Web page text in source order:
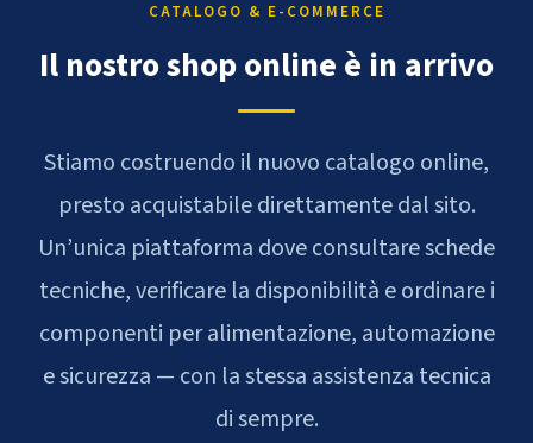
CATALOGO & E-COMMERCE
Il nostro shop online è in arrivo
Stiamo costruendo il nuovo catalogo online,
presto acquistabile direttamente dal sito.
Un’unica piattaforma dove consultare schede
tecniche, verificare la disponibilità e ordinare i
componenti per alimentazione, automazione
e sicurezza — con la stessa assistenza tecnica
di sempre.